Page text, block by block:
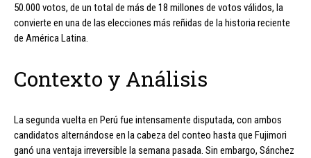
50.000 votos, de un total de más de 18 millones de votos válidos, la
convierte en una de las elecciones más reñidas de la historia reciente
de América Latina.
Contexto y Análisis
La segunda vuelta en Perú fue intensamente disputada, con ambos
candidatos alternándose en la cabeza del conteo hasta que Fujimori
ganó una ventaja irreversible la semana pasada. Sin embargo, Sánchez